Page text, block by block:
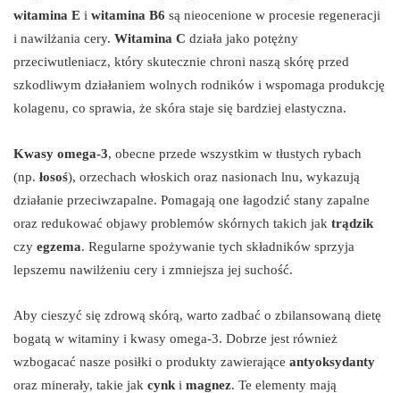
witamina E i witamina B6 są nieocenione w procesie regeneracji
i nawilżania cery. Witamina C działa jako potężny
przeciwutleniacz, który skutecznie chroni naszą skórę przed
szkodliwym działaniem wolnych rodników i wspomaga produkcję
kolagenu, co sprawia, że skóra staje się bardziej elastyczna.
Kwasy omega-3, obecne przede wszystkim w tłustych rybach
(np. łosoś), orzechach włoskich oraz nasionach lnu, wykazują
działanie przeciwzapalne. Pomagają one łagodzić stany zapalne
oraz redukować objawy problemów skórnych takich jak trądzik
czy egzema. Regularne spożywanie tych składników sprzyja
lepszemu nawilżeniu cery i zmniejsza jej suchość.
Aby cieszyć się zdrową skórą, warto zadbać o zbilansowaną dietę
bogatą w witaminy i kwasy omega-3. Dobrze jest również
wzbogacać nasze posiłki o produkty zawierające antyoksydanty
oraz minerały, takie jak cynk i magnez. Te elementy mają